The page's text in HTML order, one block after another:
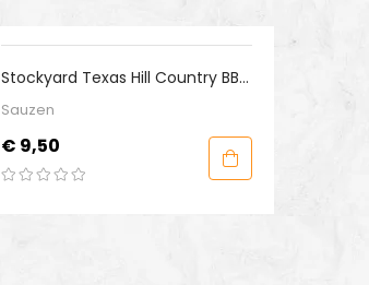
Stockyard Texas Hill Country BBQ
Sauce
Sauzen
Prijs
€ 9,50